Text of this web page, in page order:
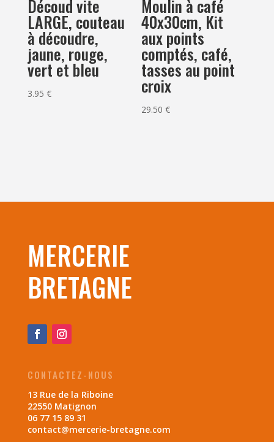
Découd vite
LARGE, couteau
à découdre,
jaune, rouge,
vert et bleu
3.95 €
Moulin à café
40x30cm, Kit
aux points
comptés, café,
tasses au point
croix
29.50€
MERCERIE
BRETAGNE
CONTACTEZ-NOUS
13 Rue de la Riboine
22550 Matignon
06 77 15 89 31
contact@mercerie-bretagne.com